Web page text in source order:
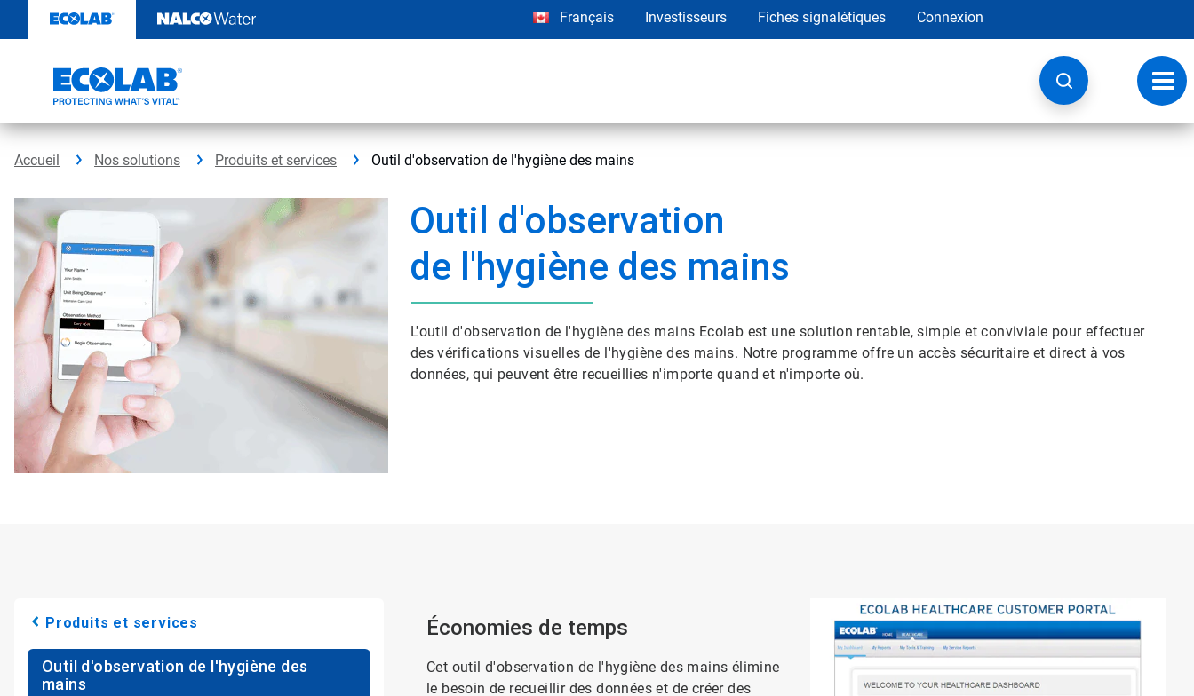
contenu​​​​​​​
Français Investisseurs Fiches signalétiques Connexion
à
Accueil Nos solutions Produits et services Outil d'observation de l'hygiène des mains
Outil d'observation
de l'hygiène des mains
L'outil d'observation de l'hygiène des mains Ecolab est une solution rentable, simple et conviviale pour effectuer
des vérifications visuelles de l'hygiène des mains. Notre programme offre un accès sécuritaire et direct à vos
données, qui peuvent être recueillies n'importe quand et n'importe où.
Produits et services
Outil d'observation de l'hygiène des
mains
Économies de temps
Cet outil d'observation de l'hygiène des mains élimine
le besoin de recueillir des données et de créer des